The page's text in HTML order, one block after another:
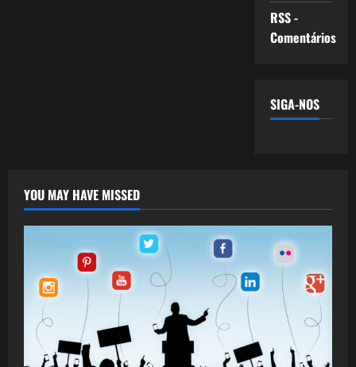
RSS -
Comentários
SIGA-NOS
YOU MAY HAVE MISSED